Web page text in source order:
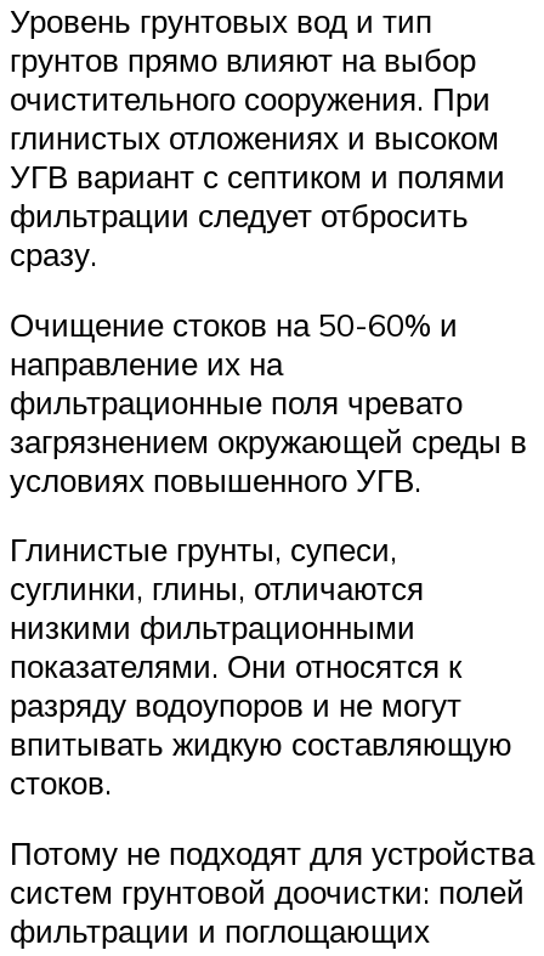
Уровень грунтовых вод и тип
грунтов прямо влияют на выбор
очистительного сооружения. При
глинистых отложениях и высоком
УГВ вариант с септиком и полями
фильтрации следует отбросить
сразу.
Очищение стоков на 50-60% и
направление их на
фильтрационные поля чревато
загрязнением окружающей среды в
условиях повышенного УГВ.
Глинистые грунты, супеси,
суглинки, глины, отличаются
низкими фильтрационными
показателями. Они относятся к
разряду водоупоров и не могут
впитывать жидкую составляющую
стоков.
Потому не подходят для устройства
систем грунтовой доочистки: полей
фильтрации и поглощающих